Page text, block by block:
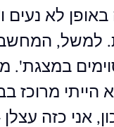
באופן לא
למשל,
הייתי מרוכז
אני כזה